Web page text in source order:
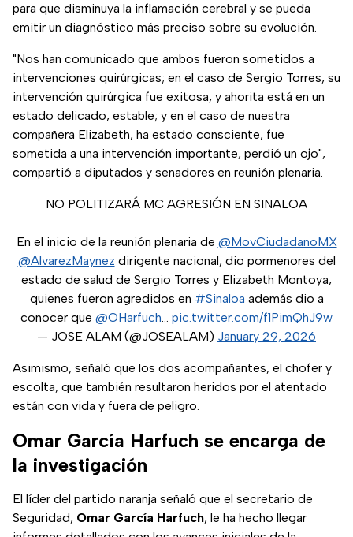
para que disminuya la inflamación cerebral y se pueda
emitir un diagnóstico más preciso sobre su evolución.
"Nos han comunicado que ambos fueron sometidos a
intervenciones quirúrgicas; en el caso de Sergio Torres, su
intervención quirúrgica fue exitosa, y ahorita está en un
estado delicado, estable; y en el caso de nuestra
compañera Elizabeth, ha estado consciente, fue
sometida a una intervención importante, perdió un ojo",
compartió a diputados y senadores en reunión plenaria.
NO POLITIZARÁ MC AGRESIÓN EN SINALOA
En el inicio de la reunión plenaria de @MovCiudadanoMX
@AlvarezMaynez dirigente nacional, dio pormenores del
estado de salud de Sergio Torres y Elizabeth Montoya,
quienes fueron agredidos en #Sinaloa además dio a
conocer que @OHarfuch… pic.twitter.com/f1PimQhJ9w
— JOSE ALAM (@JOSEALAM) January 29, 2026
Asimismo, señaló que los dos acompañantes, el chofer y
escolta, que también resultaron heridos por el atentado
están con vida y fuera de peligro.
Omar García Harfuch se encarga de
la investigación
El líder del partido naranja señaló que el secretario de
Seguridad, Omar García Harfuch, le ha hecho llegar